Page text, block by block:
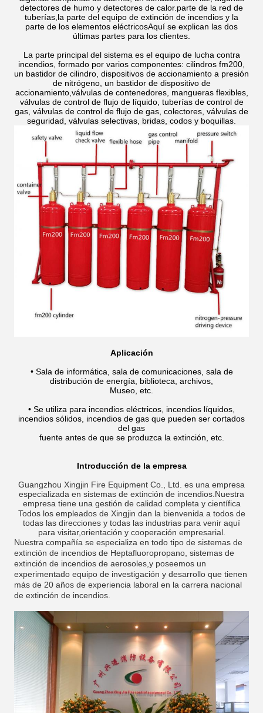
detectores de humo y detectores de calor.parte de la red de
tuberías,la parte del equipo de extinción de incendios y la
parte de los elementos eléctricosAquí se explican las dos
últimas partes para los clientes.
La parte principal del sistema es el equipo de lucha contra
incendios, formado por varios componentes: cilindros fm200,
un bastidor de cilindro, dispositivos de accionamiento a presión
de nitrógeno, un bastidor de dispositivo de
accionamiento,válvulas de contenedores, mangueras flexibles,
válvulas de control de flujo de líquido, tuberías de control de
gas, válvulas de control de flujo de gas, colectores, válvulas de
seguridad, válvulas selectivas, bridas, codos y boquillas.
Aplicación
• Sala de informática, sala de comunicaciones, sala de
distribución de energía, biblioteca, archivos,
Museo, etc.
• Se utiliza para incendios eléctricos, incendios líquidos,
incendios sólidos, incendios de gas que pueden ser cortados
del gas
fuente antes de que se produzca la extinción, etc.
Introducción de la empresa
Guangzhou Xingjin Fire Equipment Co., Ltd. es una empresa
especializada en sistemas de extinción de incendios.Nuestra
empresa tiene una gestión de calidad completa y científica
Todos los empleados de Xingjin dan la bienvenida a todos de
todas las direcciones y todas las industrias para venir aquí
para visitar,orientación y cooperación empresarial.
Nuestra compañía se especializa en todo tipo de sistemas de
extinción de incendios de Heptafluoropropano, sistemas de
extinción de incendios de aerosoles,y poseemos un
experimentado equipo de investigación y desarrollo que tienen
más de 20 años de experiencia laboral en la carrera nacional
de extinción de incendios.